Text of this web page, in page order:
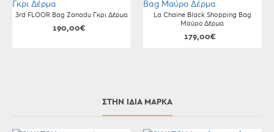
3rd FLOOR Bag Zanadu Γκρι Δέρμα
190,00€
La Chaine Black Shopping Bag
Μαύρο Δέρμα
179,00€
ΣΤΗΝ ΊΔΙΑ ΜΆΡΚΑ